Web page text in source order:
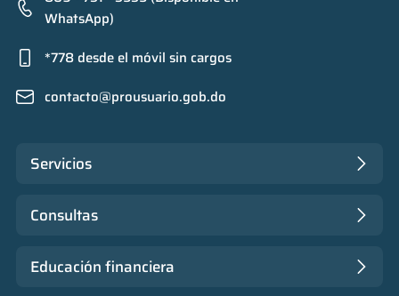
WhatsApp)
*778 desde el móvil sin cargos
contacto@prousuario.gob.do
Servicios
Consultas
Educación financiera